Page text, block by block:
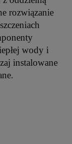
rozwiązanie
wody i
instalowane